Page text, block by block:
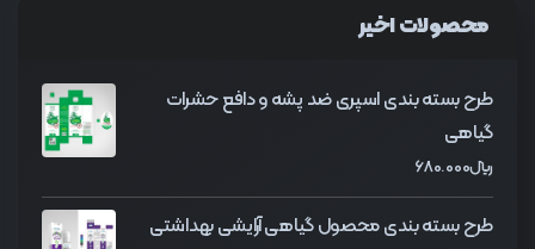
محصولات اخیر
طرح بسته بندی اسپری ضد پشه و دافع حشرات
گیاهی
﷼680.000
طرح بسته بندی محصول گیاهی آرایشی بهداشتی